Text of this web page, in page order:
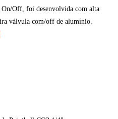
Off, foi desenvolvida com alta
válvula com/off de alumínio.